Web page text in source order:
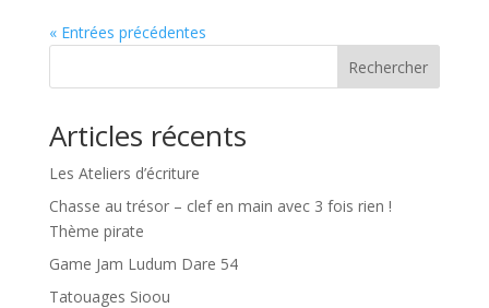
« Entrées précédentes
Rechercher
Articles récents
Les Ateliers d’écriture
Chasse au trésor – clef en main avec 3 fois rien !
Thème pirate
Game Jam Ludum Dare 54
Tatouages Sioou